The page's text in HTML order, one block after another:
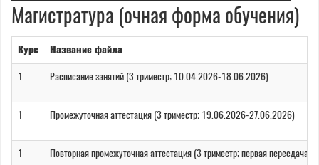
Магистратура (очная форма обучения)
Курс
Название файла
1
Расписание занятий (3 триместр; 10.04.2026-18.06.2026)
1 Промежуточная аттестация (3 триместр; 19.06.2026-27.06.2026)
1 Повторная промежуточная аттестация (3 триместр; первая